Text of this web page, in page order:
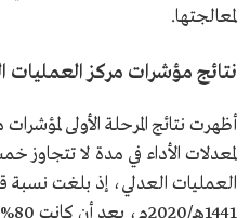
لمعالجتها.
نتائج مؤشرات مركز العمليات
أظهرت نتائج المرحلة الأولى
لمعدلات الأداء في مدة لا